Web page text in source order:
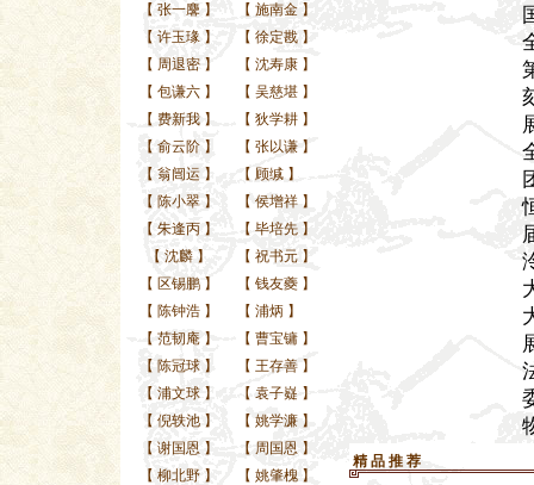
【 张一麐 】 【 施南金 】
【 许玉瑑 】 【 徐定戡 】
【 周退密 】 【 沈寿康 】
【 包谦六 】 【 吴慈堪 】
【 费新我 】 【 狄学耕 】
【 俞云阶 】 【 张以谦 】
【 翁闿运 】 【 顾缄 】
【 陈小翠 】 【 侯增祥 】
【 朱逢丙 】 【 毕培先 】
【 沈麟 】 【 祝书元 】
【 区锡鹏 】 【 钱友夔 】
【 陈钟浩 】 【 浦炳 】
【 范韧庵 】 【 曹宝镛 】
【 陈冠球 】 【 王存善 】
【 浦文球 】 【 袁子嶷 】
【 倪轶池 】 【 姚学濂 】
【 谢国恩 】 【 周国恩 】
【 柳北野 】 【 姚肇槐 】
精 品 推 荐